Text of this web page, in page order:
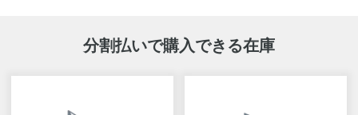
分割払いで購入できる在庫